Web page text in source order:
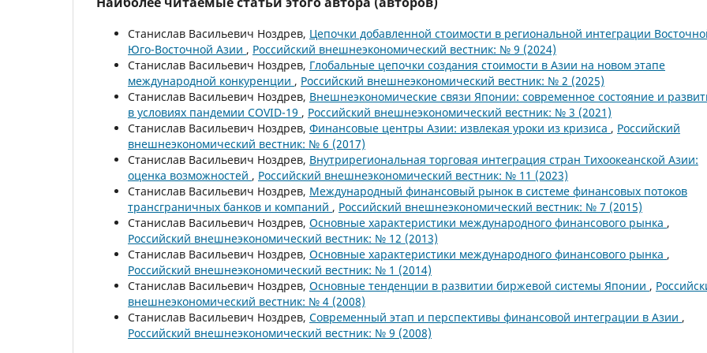
Станислав Васильевич Ноздрев, Цепочки добавленной стоимости в региональной интеграции
Юго-Восточной Азии , Российский внешнеэкономический вестник: № 9 (2024)
Станислав Васильевич Ноздрев, Глобальные цепочки создания стоимости в Азии на новом этапе
международной конкуренции , Российский внешнеэкономический вестник: № 2 (2025)
Станислав Васильевич Ноздрев, Внешнеэкономические связи Японии: современное состояние и
в условиях пандемии COVID-19 , Российский внешнеэкономический вестник: № 3 (2021)
Станислав Васильевич Ноздрев, Финансовые центры Азии: извлекая уроки из кризиса , Российский
внешнеэкономический вестник: № 6 (2017)
Станислав Васильевич Ноздрев, Внутрирегиональная торговая интеграция стран Тихоокеанской Азии:
оценка возможностей , Российский внешнеэкономический вестник: № 11 (2023)
Станислав Васильевич Ноздрев, Международный финансовый рынок в системе финансовых потоков
трансграничных банков и компаний , Российский внешнеэкономический вестник: № 7 (2015)
Станислав Васильевич Ноздрев, Основные характеристики международного финансового рынка ,
Российский внешнеэкономический вестник: № 12 (2013)
Станислав Васильевич Ноздрев, Основные характеристики международного финансового рынка ,
Российский внешнеэкономический вестник: № 1 (2014)
Станислав Васильевич Ноздрев, Основные тенденции в развитии биржевой системы Японии ,
внешнеэкономический вестник: № 4 (2008)
Станислав Васильевич Ноздрев, Современный этап и перспективы финансовой интеграции в Азии ,
Российский внешнеэкономический вестник: № 9 (2008)